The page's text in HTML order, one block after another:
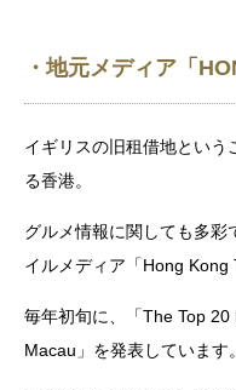
・地元メディア「
イギリスの旧租借地という
る香港。
グルメ情報に関しても多彩
イルメディア「Hong Kong
毎年初旬に、「The Top
Macau」を発表しています。